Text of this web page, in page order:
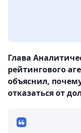
Глава
рейтингового
объяснил,
отказаться от